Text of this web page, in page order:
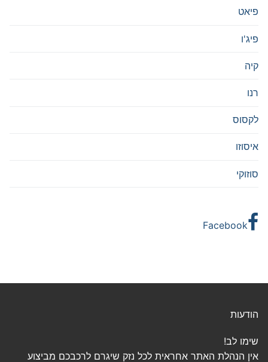
פיאט
פיג'ו
קיה
רנו
לקסוס
איסוזו
סוזוקי
Facebook
הודעות
שימו לב!
אין הנהלת האתר אחראית לכל נזק שיגרם לרכבכם מביצוע